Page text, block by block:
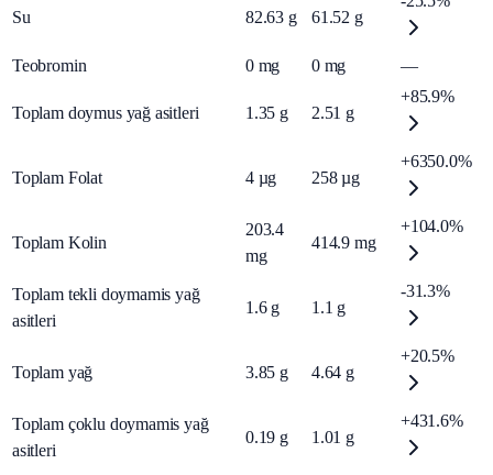
Su 82.63 g 61.52 g
Teobromin 0 mg 0 mg —
Toplam doymus yağ asitleri 1.35 g 2.51 g
+85.9%
Toplam Folat 4 µg 258 µg
+6350.0%
Toplam Kolin
203.4
mg
414.9 mg
+104.0%
Toplam tekli doymamis yağ
asitleri
1.6 g 1.1 g
-31.3%
Toplam yağ 3.85 g 4.64 g
+20.5%
Toplam çoklu doymamis yağ
asitleri
0.19 g 1.01 g
+431.6%